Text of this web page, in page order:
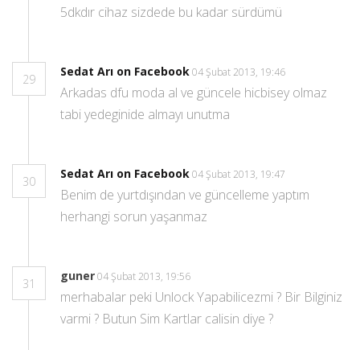
5dkdır cihaz sizdede bu kadar sürdümü
29
Sedat Arı on Facebook04 Şubat 2013, 19:46
Arkadas dfu moda al ve güncele hicbisey olmaz
tabi yedeginide almayı unutma
30
Sedat Arı on Facebook04 Şubat 2013, 19:47
Benim de yurtdışından ve güncelleme yaptım
herhangi sorun yaşanmaz
31
guner04 Şubat 2013, 19:56
merhabalar peki Unlock Yapabilicezmi ? Bir Bilginiz
varmi ? Butun Sim Kartlar calisin diye ?